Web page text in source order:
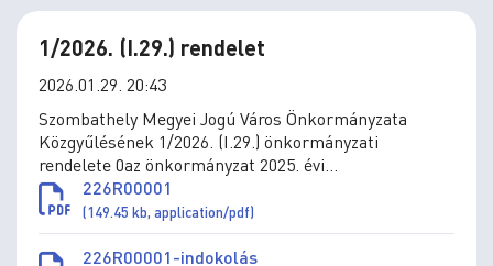
1/2026. (I.29.) rendelet
2026.01.29. 20:43
Szombathely Megyei Jogú Város Önkormányzata
Közgyűlésének 1/2026. (I.29.) önkormányzati
rendelete 0az önkormányzat 2025. évi
költségvetéséről szóló 4/2025. (II.28.) önkormányzati
rendelet módosításáról
226R00001
(149.45 kb, application/pdf)
226R00001-indokolás